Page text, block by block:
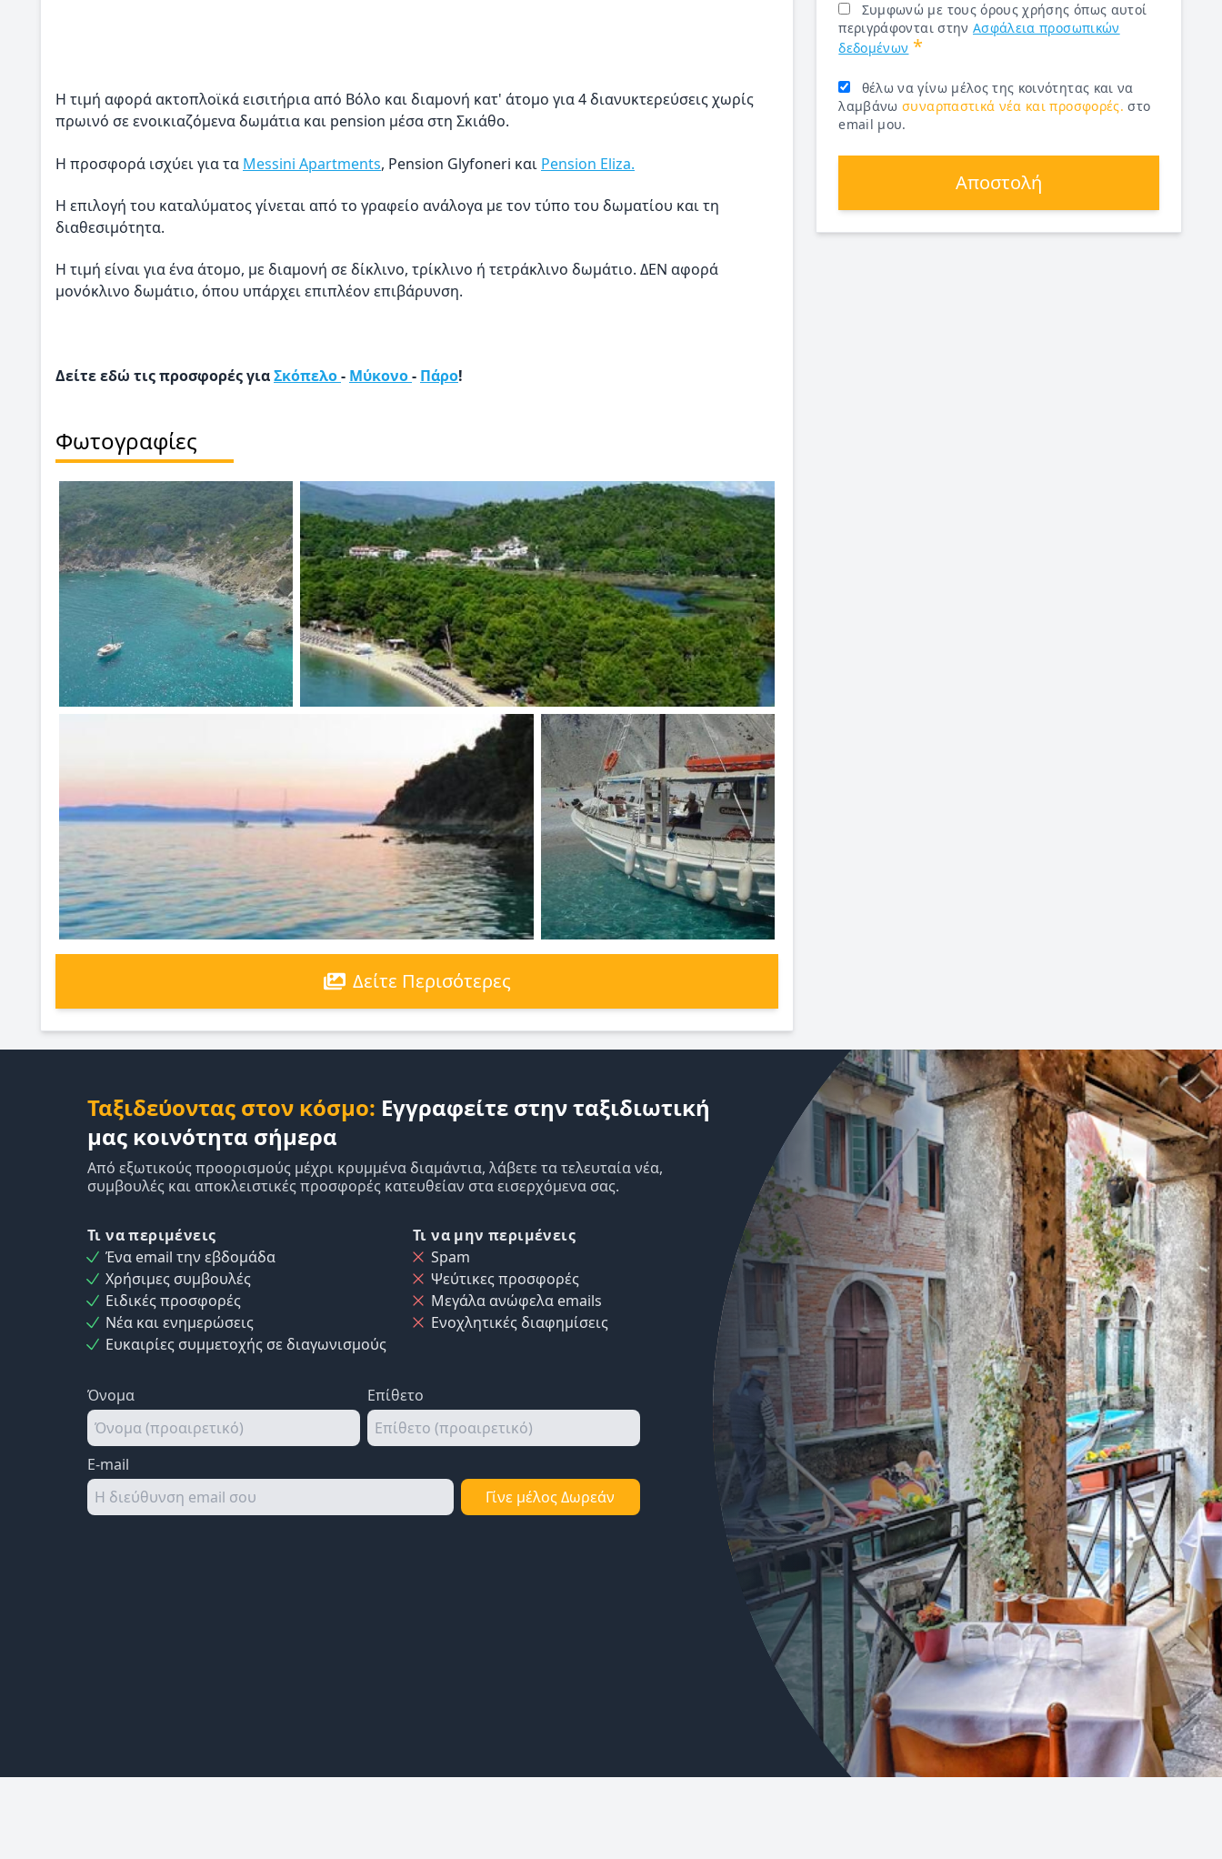
Η τιμή αφορά ακτοπλοϊκά εισιτήρια από Βόλο και διαμονή κατ' άτομο για 4 διανυκτερεύσεις χωρίς
πρωινό σε ενοικιαζόμενα δωμάτια και pension μέσα στη Σκιάθο.
Η προσφορά ισχύει για τα Messini Apartments, Pension Glyfoneri και Pension Eliza.
Η επιλογή του καταλύματος γίνεται από το γραφείο ανάλογα με τον τύπο του δωματίου και τη
διαθεσιμότητα.
Η τιμή είναι για ένα άτομο, με διαμονή σε δίκλινο, τρίκλινο ή τετράκλινο δωμάτιο. ΔΕΝ αφορά
μονόκλινο δωμάτιο, όπου υπάρχει επιπλέον επιβάρυνση.
Δείτε εδώ τις προσφορές γιαΣκόπελο- Μύκονο- Πάρο!
Φωτογραφίες
Δείτε Περισότερες
Συμφωνώ με τους όρους χρήσης όπως αυτοί
περιγράφονται στην Ασφάλεια προσωπικών
δεδομένων *
θέλω να γίνω μέλος της κοινότητας και να
λαμβάνωσυναρπαστικά νέα και προσφορές. στο
email μου.
Αποστολή
Ταξιδεύοντας στον κόσμο: Εγγραφείτε στην ταξιδιωτική
μας κοινότητα σήμερα
Από εξωτικούς προορισμούς μέχρι κρυμμένα διαμάντια, λάβετε τα τελευταία νέα,
συμβουλές και αποκλειστικές προσφορές κατευθείαν στα εισερχόμενα σας.
Τι να περιμένεις
Ένα email την εβδομάδα
Χρήσιμες συμβουλές
Ειδικές προσφορές
Νέα και ενημερώσεις
Ευκαιρίες συμμετοχής σε διαγωνισμούς
Τι να μην περιμένεις
Spam
Ψεύτικες προσφορές
Μεγάλα ανώφελα emails
Ενοχλητικές διαφημίσεις
Όνομα Επίθετο
E-mail
Γίνε μέλος Δωρεάν